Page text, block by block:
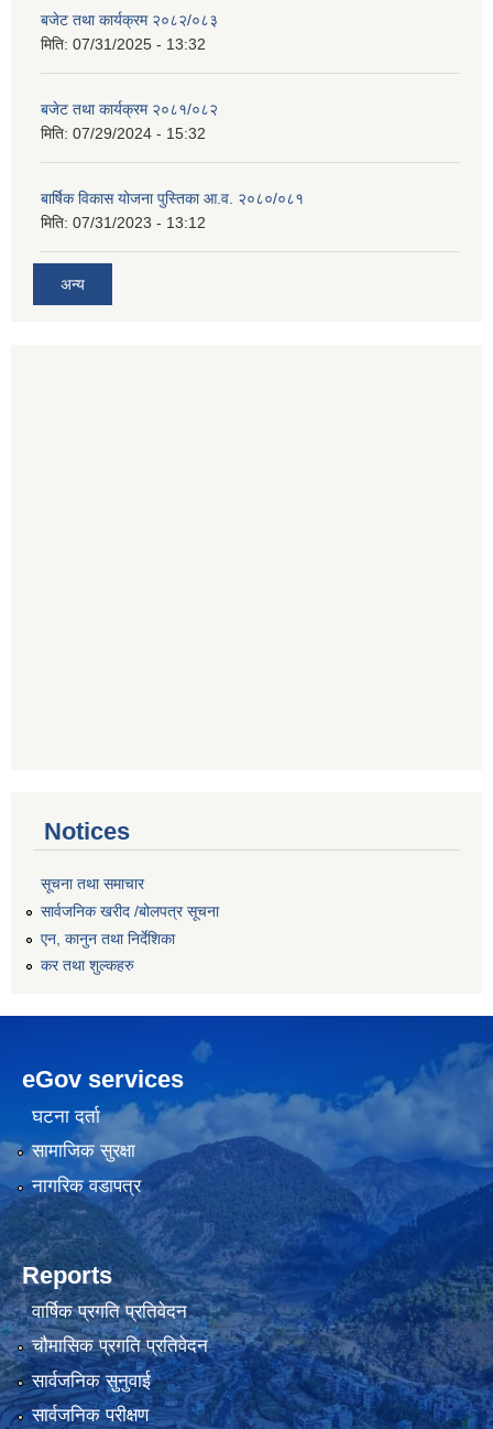
बजेट तथा कार्यक्रम २०८२/०८३
मिति: 07/31/2025 - 13:32
बजेट तथा कार्यक्रम २०८१/०८२
मिति: 07/29/2024 - 15:32
बार्षिक विकास योजना पुस्तिका आ.व. २०८०/०८१
मिति: 07/31/2023 - 13:12
अन्य
Notices
सूचना तथा समाचार
सार्वजनिक खरीद /बोलपत्र सूचना
एन, कानुन तथा निर्देशिका
कर तथा शुल्कहरु
eGov services
घटना दर्ता
सामाजिक सुरक्षा
नागरिक वडापत्र
Reports
वार्षिक प्रगति प्रतिवेदन
चौमासिक प्रगति प्रतिवेदन
सार्वजनिक सुनुवाई
सार्वजनिक परीक्षण